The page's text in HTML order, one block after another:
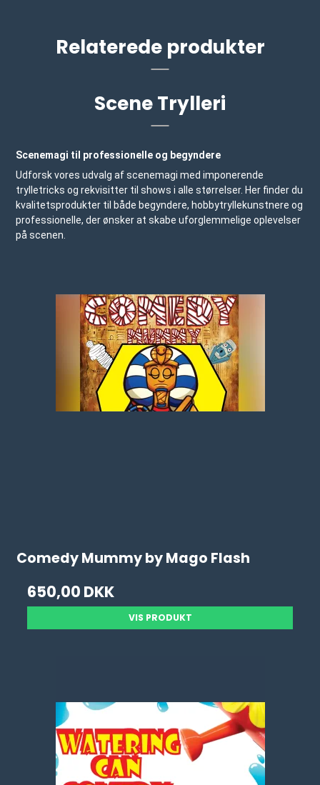
Relaterede produkter
Scene Trylleri
Scenemagi til professionelle og begyndere
Udforsk vores udvalg af scenemagi med imponerende
trylletricks og rekvisitter til shows i alle størrelser. Her finder du
kvalitetsprodukter til både begyndere, hobbytryllekunstnere og
professionelle, der ønsker at skabe uforglemmelige oplevelser
på scenen.
Comedy Mummy by Mago Flash
650,00 DKK
VIS PRODUKT